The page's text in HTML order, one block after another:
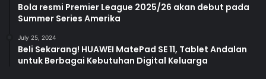
Bola resmi Premier League 2025/26 akan debut pada
Summer Series Amerika
July 25, 2024
Beli Sekarang! HUAWEI MatePad SE 11, Tablet Andalan
untuk Berbagai Kebutuhan Digital Keluarga